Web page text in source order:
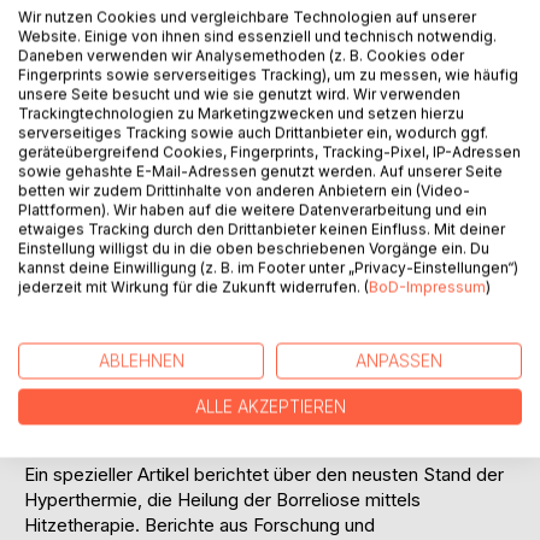
Müdigkeit, Schwindel, Missempfindungen und zum
vielbeklagten Erschöpfungssyndrom (Fatigue).
Probiotika und Präbiotika
Die Behandlungsmethoden der Schulmedizin bevorzugen
unterschiedliche Antibiotika, die das Gleichgewicht der
Darmflora stören und damit auch das Immunsystem
hemmen. Nicht nur "böse Buben" werden vernichtet,
sondern auch die "guten Bakterien" in Bedrängnis
gebracht. Auf 52 Seiten empfehlen Ärzte, Wissenschaftler,
Heilpraktiker und Patienten, wie sich diese Darmdysbiose
korrigieren lässt, wie man schon zu Beginn der Antibiose
mit Probiotika positiv gegensteuern kann und was man
auf und im Menschen siedelnden Bakterien, Viren, Pilze)
stabil zu halten und nach der Therapie wieder in gesunde
Hyperthermie – und Pillen, die die Pharmaindustrie glücklich
Ein spezieller Artikel berichtet über den neusten Stand der
Hyperthermie, die Heilung der Borreliose mittels
Hitzetherapie. Berichte aus Forschung und
Wir nutzen Cookies und vergleichbare Technologien auf unserer
Website. Einige von ihnen sind essenziell und technisch notwendig.
Daneben verwenden wir Analysemethoden (z. B. Cookies oder
Fingerprints sowie serverseitiges Tracking), um zu messen, wie häufig
unsere Seite besucht und wie sie genutzt wird. Wir verwenden
Trackingtechnologien zu Marketingzwecken und setzen hierzu
serverseitiges Tracking sowie auch Drittanbieter ein, wodurch ggf.
geräteübergreifend Cookies, Fingerprints, Tracking-Pixel, IP-Adressen
sowie gehashte E-Mail-Adressen genutzt werden. Auf unserer Seite
betten wir zudem Drittinhalte von anderen Anbietern ein (Video-
Plattformen). Wir haben auf die weitere Datenverarbeitung und ein
etwaiges Tracking durch den Drittanbieter keinen Einfluss. Mit deiner
Einstellung willigst du in die oben beschriebenen Vorgänge ein. Du
kannst deine Einwilligung (z. B. im Footer unter „Privacy-Einstellungen“)
jederzeit mit Wirkung für die Zukunft widerrufen. (BoD-Impressum)
ABLEHNEN ANPASSEN
ALLE AKZEPTIEREN